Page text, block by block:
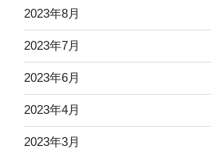
2023年8月
2023年7月
2023年6月
2023年4月
2023年3月